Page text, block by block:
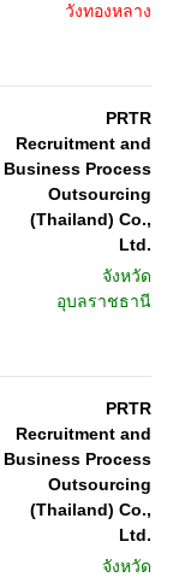
วังทองหลาง
PRTR
Recruitment and
Business Process
Outsourcing
(Thailand) Co.,
Ltd.
จังหวัด
อุบลราชธานี
PRTR
Recruitment and
Business Process
Outsourcing
(Thailand) Co.,
Ltd.
จังหวัด